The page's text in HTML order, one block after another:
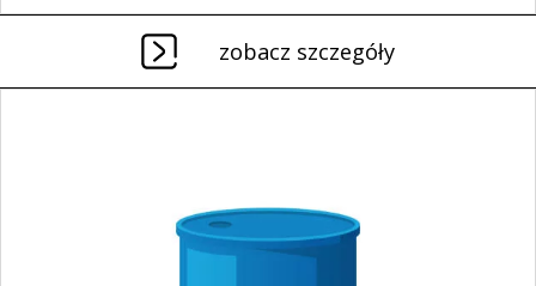
zobacz szczegóły